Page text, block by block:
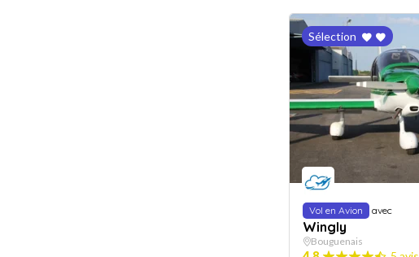
Sélection
Vol en Avion avec
Wingly
Bouguenais